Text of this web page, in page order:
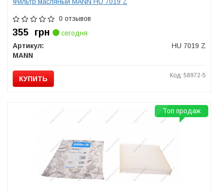
0 отзывов
355 грн
сегодня
Артикул:
HU 7019 Z
MANN
КУПИТЬ Код: 58972-5
Топ продаж